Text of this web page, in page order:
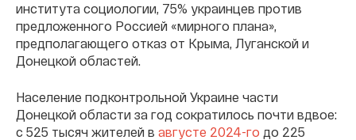
института социологии, 75% украинцев против
предложенного Россией «мирного плана»,
предполагающего отказ от Крыма, Луганской и
Донецкой областей.
Население подконтрольной Украине части
Донецкой области за год сократилось почти вдвое:
с 525 тысяч жителей в августе 2024-го до 225